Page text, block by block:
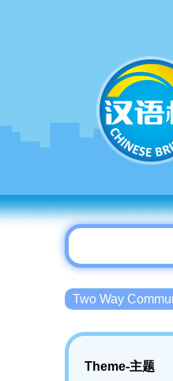
Two Way
Theme-主题